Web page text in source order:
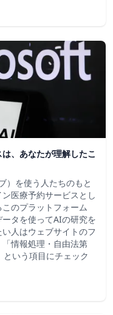
、あなたが理解したこ
）を使う人たちのもと
医療予約サービスとし
のプラットフォーム
タを使ってAIの研究を
人はウェブサイトのフ
情報処理・自由法第
いう項目にチェック